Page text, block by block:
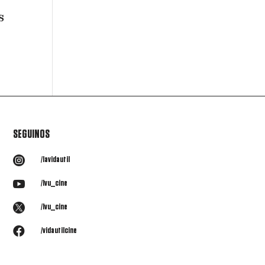
SEGUINOS
 /lavidautil
 /lvu_cine
 /lvu_cine
 /vidautilcine